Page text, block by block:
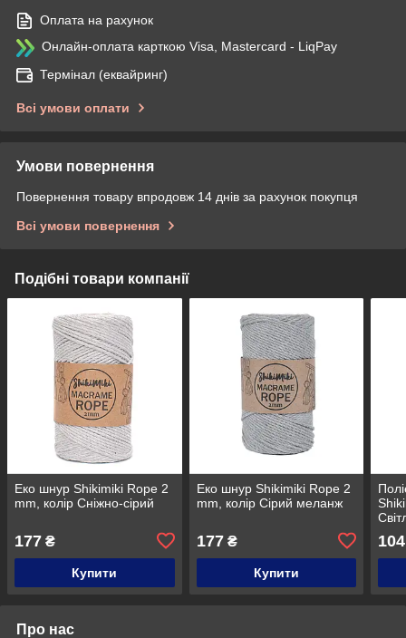
Оплата на рахунок
Онлайн-оплата карткою Visa, Mastercard - LiqPay
Термінал (еквайринг)
Всі умови оплати
Умови повернення
Повернення товару впродовж 14 днів за рахунок покупця
Всі умови повернення
Подібні товари компанії
Еко шнур Shikimiki Rope 2
mm, колір Сніжно-сірий
177 ₴
Купити
Еко шнур Shikimiki Rope 2
mm, колір Сірий меланж
177₴
Купити
104
Про нас